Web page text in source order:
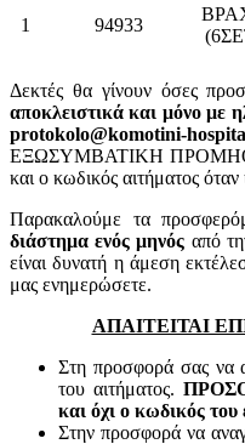
1 94933
Δεκτές θα γίνουν όσες
αποκλειστικά και μόνο με
protokolo@komotini-
ΕΞΩΣΥΜΒΑΤΙΚΗ
και ο κωδικός αιτήματος
Παρακαλούμε τα
διάστημα ενός μηνός από
είναι δυνατή η άμεση
μας ενημερώσετε.
ΑΠΑΙΤΕΙΤΑΙ
Στη προσφορά σας να
του αιτήματος.
και όχι ο κωδικός
Στην προσφορά να